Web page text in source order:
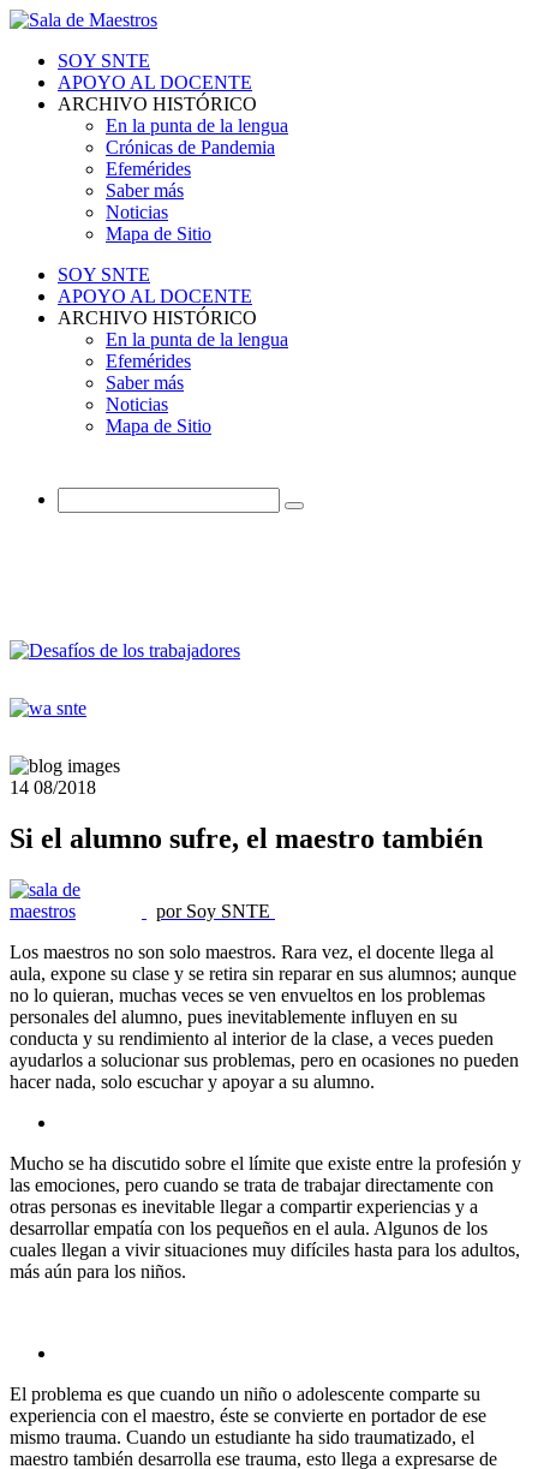
SOY SNTE
APOYO AL DOCENTE
ARCHIVO HISTÓRICO
En la punta de la lengua
Crónicas de Pandemia
Efemérides
Saber más
Noticias
Mapa de Sitio
SOY SNTE
APOYO AL DOCENTE
ARCHIVO HISTÓRICO
En la punta de la lengua
Efemérides
Saber más
Noticias
Mapa de Sitio
14 08/2018
Si el alumno sufre, el maestro también
por Soy SNTE
Los maestros no son solo maestros. Rara vez, el docente llega al
aula, expone su clase y se retira sin reparar en sus alumnos; aunque
no lo quieran, muchas veces se ven envueltos en los problemas
personales del alumno, pues inevitablemente influyen en su
conducta y su rendimiento al interior de la clase, a veces pueden
ayudarlos a solucionar sus problemas, pero en ocasiones no pueden
hacer nada, solo escuchar y apoyar a su alumno.
Mucho se ha discutido sobre el límite que existe entre la profesión y
las emociones, pero cuando se trata de trabajar directamente con
otras personas es inevitable llegar a compartir experiencias y a
desarrollar empatía con los pequeños en el aula. Algunos de los
cuales llegan a vivir situaciones muy difíciles hasta para los adultos,
más aún para los niños.
El problema es que cuando un niño o adolescente comparte su
experiencia con el maestro, éste se convierte en portador de ese
mismo trauma. Cuando un estudiante ha sido traumatizado, el
maestro también desarrolla ese trauma, esto llega a expresarse de